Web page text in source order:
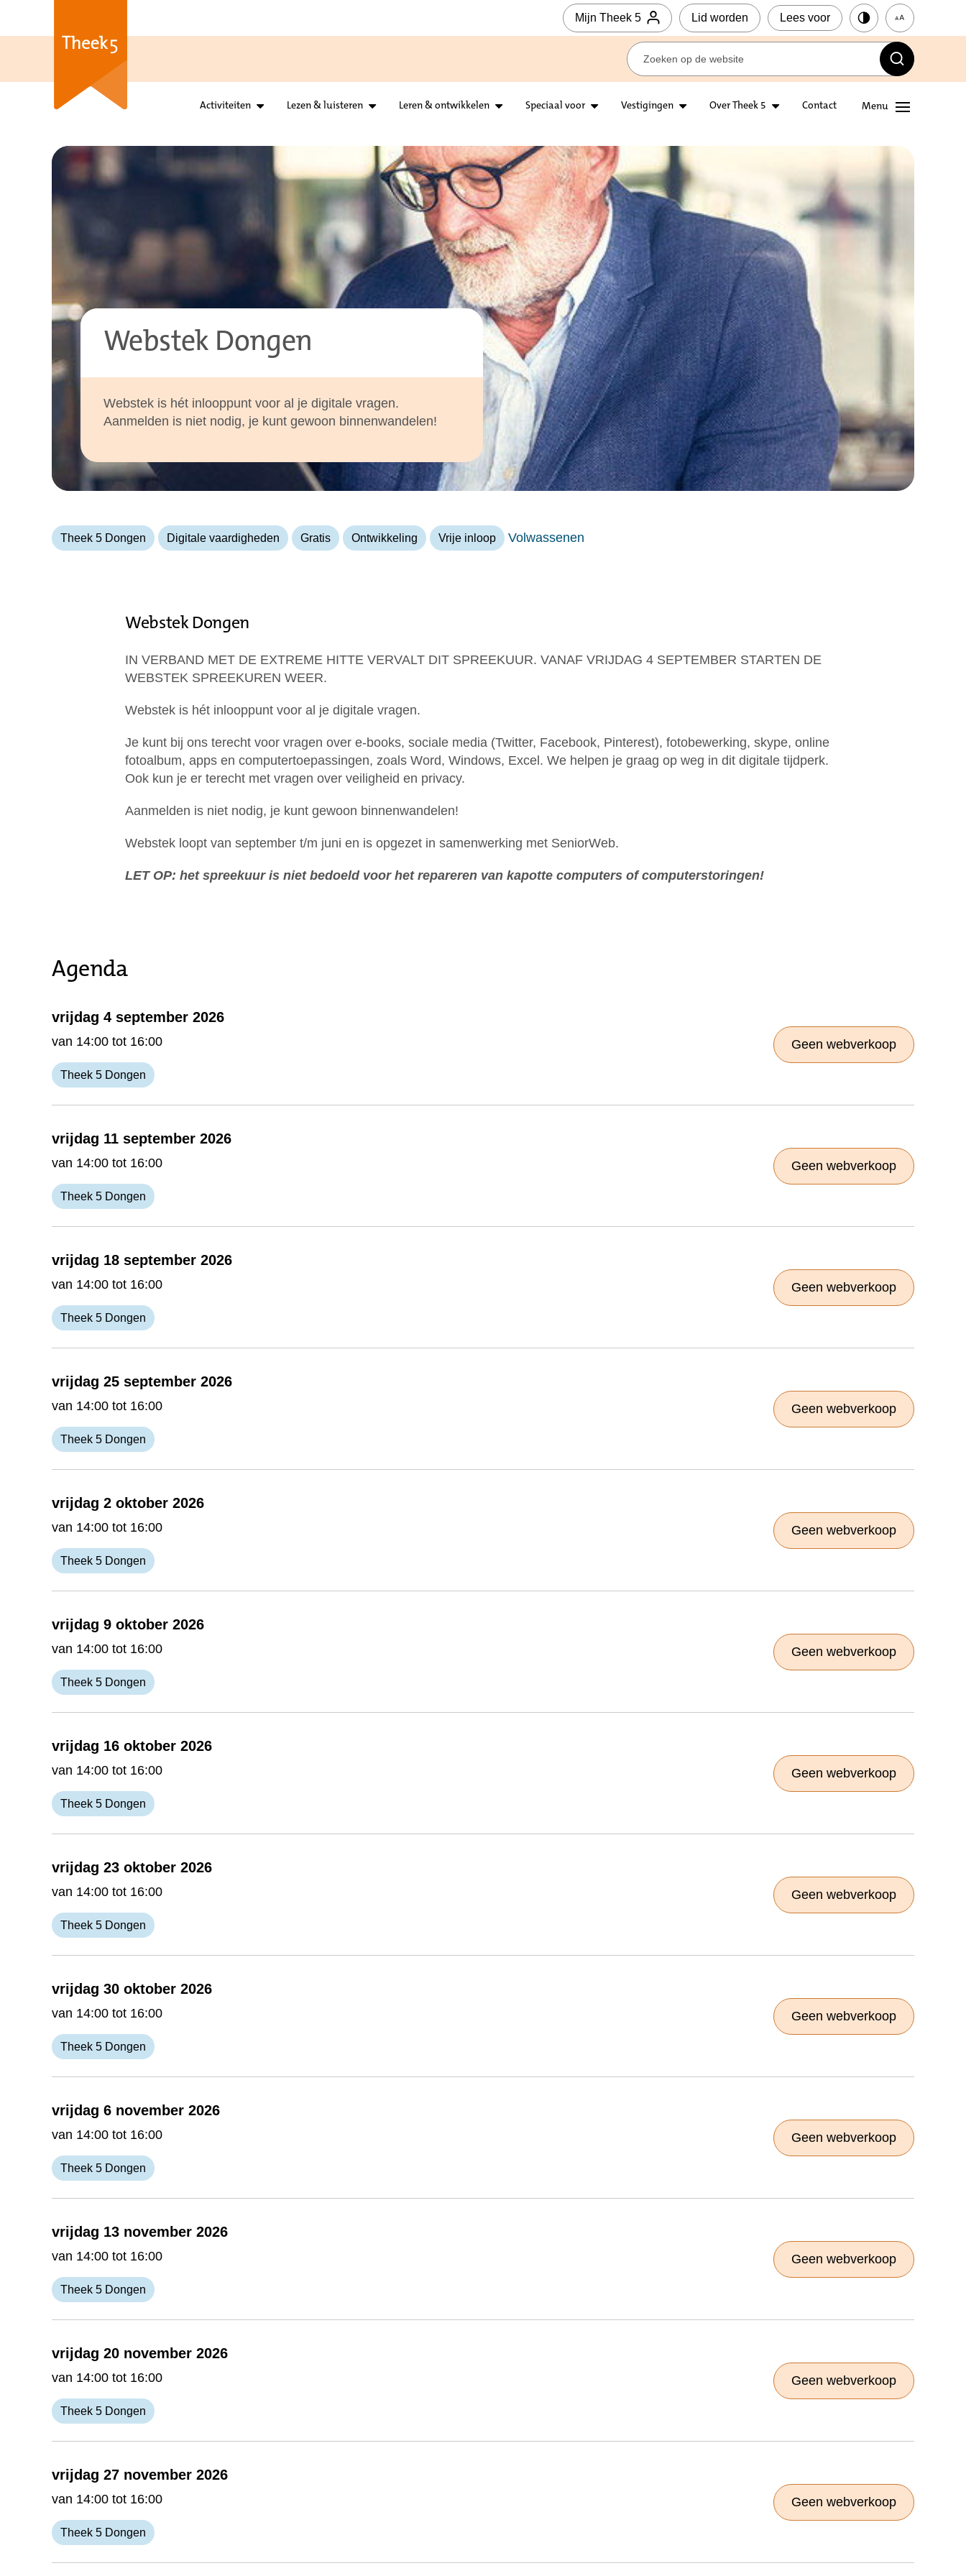
Mijn Theek 5 Lid worden Lees voor
Activiteiten Lezen & luisteren Leren & ontwikkelen Speciaal voor Vestigingen Over Theek 5 Contact
Webstek Dongen
Webstek is hét inlooppunt voor al je digitale vragen.
Aanmelden is niet nodig, je kunt gewoon binnenwandelen!
Theek 5 Dongen Digitale vaardigheden Gratis Ontwikkeling Vrije inloop Volwassenen
Webstek Dongen
IN VERBAND MET DE EXTREME HITTE VERVALT DIT SPREEKUUR. VANAF VRIJDAG 4 SEPTEMBER STARTEN DE
WEBSTEK SPREEKUREN WEER.
Webstek is hét inlooppunt voor al je digitale vragen.
Je kunt bij ons terecht voor vragen over e-books, sociale media (Twitter, Facebook, Pinterest), fotobewerking, skype, online
fotoalbum, apps en computertoepassingen, zoals Word, Windows, Excel. We helpen je graag op weg in dit digitale tijdperk.
Ook kun je er terecht met vragen over veiligheid en privacy.
Aanmelden is niet nodig, je kunt gewoon binnenwandelen!
Webstek loopt van september t/m juni en is opgezet in samenwerking met SeniorWeb.
LET OP: het spreekuur is niet bedoeld voor het repareren van kapotte computers of computerstoringen!
Agenda
vrijdag 4 september 2026
van 14:00 tot 16:00
Theek 5 Dongen
Geen webverkoop
vrijdag 11 september 2026
van 14:00 tot 16:00
Theek 5 Dongen
Geen webverkoop
vrijdag 18 september 2026
van 14:00 tot 16:00
Theek 5 Dongen
Geen webverkoop
vrijdag 25 september 2026
van 14:00 tot 16:00
Theek 5 Dongen
Geen webverkoop
vrijdag 2 oktober 2026
van 14:00 tot 16:00
Theek 5 Dongen
Geen webverkoop
vrijdag 9 oktober 2026
van 14:00 tot 16:00
Theek 5 Dongen
Geen webverkoop
vrijdag 16 oktober 2026
van 14:00 tot 16:00
Theek 5 Dongen
Geen webverkoop
vrijdag 23 oktober 2026
van 14:00 tot 16:00
Theek 5 Dongen
Geen webverkoop
vrijdag 30 oktober 2026
van 14:00 tot 16:00
Theek 5 Dongen
Geen webverkoop
vrijdag 6 november 2026
van 14:00 tot 16:00
Theek 5 Dongen
Geen webverkoop
vrijdag 13 november 2026
van 14:00 tot 16:00
Theek 5 Dongen
Geen webverkoop
vrijdag 20 november 2026
van 14:00 tot 16:00
Theek 5 Dongen
Geen webverkoop
vrijdag 27 november 2026
van 14:00 tot 16:00
Theek 5 Dongen
Geen webverkoop